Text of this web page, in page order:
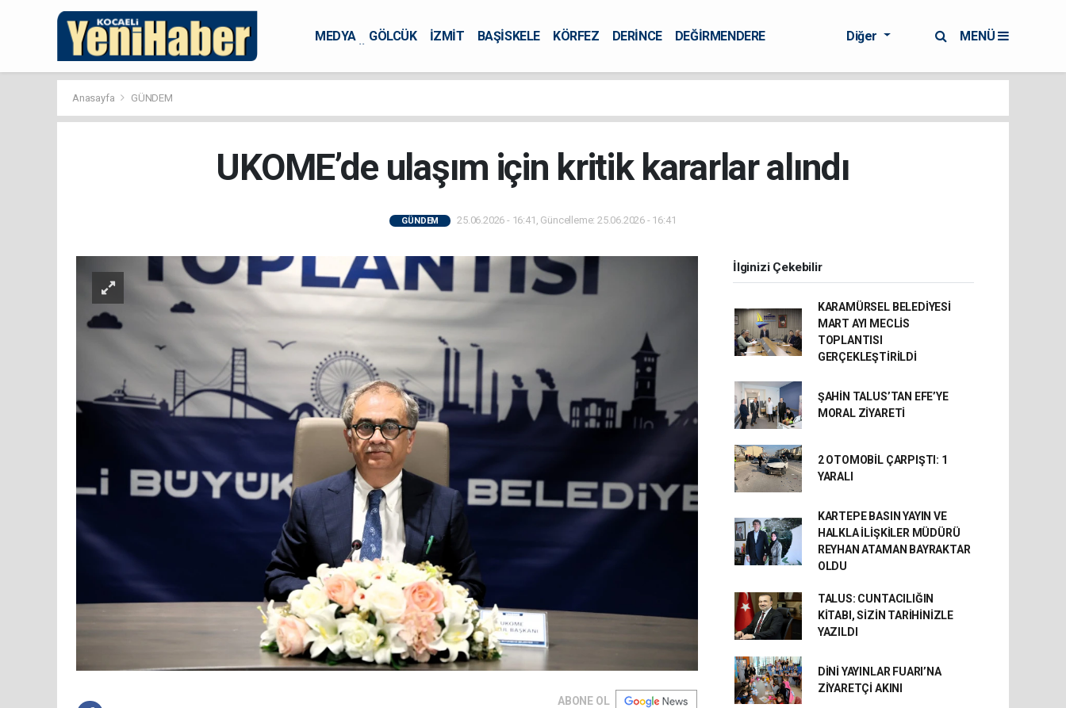
MEDYA GÖLCÜK İZMİT BAŞİSKELE KÖRFEZ DERİNCE
DEĞİRMENDERE
Diğer MENÜ
Anasayfa GÜNDEM
UKOME’de ulaşım için kritik kararlar alındı
GÜNDEM 25.06.2026 - 16:41, Güncelleme: 25.06.2026 - 16:41
ABONE OL
İlginizi Çekebilir
KARAMÜRSEL BELEDİYESİ
MART AYI MECLİS
TOPLANTISI
GERÇEKLEŞTİRİLDİ
ŞAHİN TALUS’TAN EFE’YE
MORAL ZİYARETİ
2 OTOMOBİL ÇARPIŞTI: 1
YARALI
KARTEPE BASIN YAYIN VE
HALKLA İLİŞKİLER MÜDÜRÜ
REYHAN ATAMAN BAYRAKTAR
OLDU
TALUS: CUNTACILIĞIN
KİTABI, SİZİN TARİHİNİZLE
YAZILDI
DİNİ YAYINLAR FUARI’NA
ZİYARETÇİ AKINI